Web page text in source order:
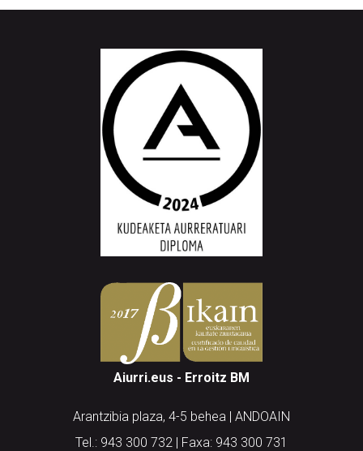
Aiurri.eus - Erroitz BM
Arantzibia plaza, 4-5 behea | ANDOAIN
Tel.: 943 300 732 | Faxa: 943 300 731